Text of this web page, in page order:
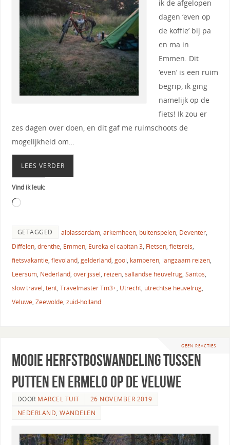
ik de afgelopen
dagen ‘even op
de koffie’ bij pa
en ma in
Emmen. Dit
‘even’ is een ruim
begrip, ik ging
namelijk op de
fiets! Ik zou er
zes dagen over doen, en dit gaf me ruimschoots de
mogelijkheid om…
LEES VERDER
Vind ik leuk:
GETAGGED alblasserdam, arkemheen, buitenspelen, Deventer,
Diffelen, drenthe, Emmen, Eureka el capitan 3, Fietsen, fietsreis,
fietsvakantie, flevoland, gelderland, gooi, kamperen, langzaam reizen,
Leersum, Nederland, overijssel, reizen, sallandse heuvelrug, Santos,
slow travel, tent, Travelmaster Tm3+, Utrecht, utrechtse heuvelrug,
Veluwe, Zeewolde, zuid-holland
GEEN REACTIES
Mooie herfstboswandeling tussen
Putten en Ermelo op de Veluwe
DOOR MARCEL TUIT
26 NOVEMBER 2019
NEDERLAND,WANDELEN